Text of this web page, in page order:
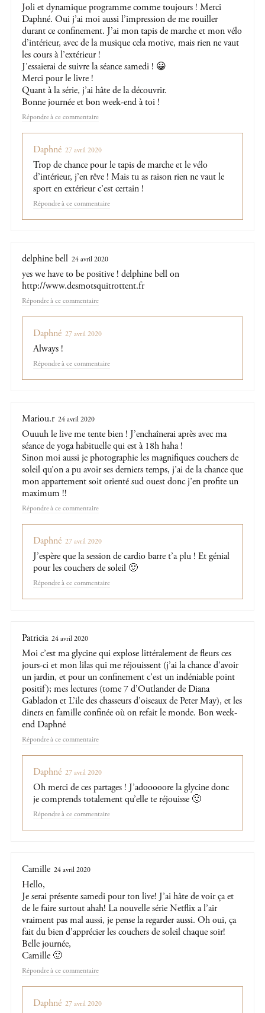
Joli et dynamique programme comme toujours ! Merci
Daphné. Oui j’ai moi aussi l’impression de me rouiller
durant ce confinement. J’ai mon tapis de marche et mon vélo
d’intérieur, avec de la musique cela motive, mais rien ne vaut
les cours à l’extérieur !
J’essaierai de suivre la séance samedi ! 😀
Merci pour le livre !
Quant à la série, j’ai hâte de la découvrir.
Bonne journée et bon week-end à toi !
Répondre
Daphné 27 avril 2020
Trop de chance pour le tapis de marche et le vélo
d’intérieur, j’en rêve ! Mais tu as raison rien ne vaut le
sport en extérieur c’est certain !
Répondre
delphine bell 24 avril 2020
yes we have to be positive ! delphine bell on
http://www.desmotsquitrottent.fr
Répondre
Daphné 27 avril 2020
Always !
Répondre
Mariou.r 24 avril 2020
Ouuuh le live me tente bien ! J’enchaînerai après avec ma
séance de yoga habituelle qui est à 18h haha !
Sinon moi aussi je photographie les magnifiques couchers de
soleil qu’on a pu avoir ses derniers temps, j’ai de la chance que
mon appartement soit orienté sud ouest donc j’en profite un
maximum !!
Répondre
Daphné 27 avril 2020
J’espère que la session de cardio barre t’a plu ! Et génial
pour les couchers de soleil 🙂
Répondre
Patricia 24 avril 2020
Moi c’est ma glycine qui explose littéralement de fleurs ces
jours-ci et mon lilas qui me réjouissent (j’ai la chance d’avoir
un jardin, et pour un confinement c’est un indéniable point
positif); mes lectures (tome 7 d’Outlander de Diana
Gabladon et L’ile des chasseurs d’oiseaux de Peter May), et les
diners en famille confinée où on refait le monde. Bon week-
end Daphné
Répondre
Daphné 27 avril 2020
Oh merci de ces partages ! J’adooooore la glycine donc
je comprends totalement qu’elle te réjouisse 🙂
Répondre
Camille 24 avril 2020
Hello,
Je serai présente samedi pour ton live! J’ai hâte de voir ça et
de le faire surtout ahah! La nouvelle série Netflix a l’air
vraiment pas mal aussi, je pense la regarder aussi. Oh oui, ça
fait du bien d’apprécier les couchers de soleil chaque soir!
Belle journée,
Camille 🙂
Répondre
Daphné 27 avril 2020